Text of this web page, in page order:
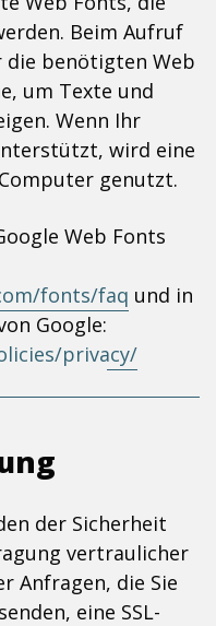
Beim Aufruf
die benötigten Web
um Texte und
Wenn Ihr
wird eine
genutzt.
Web Fonts
fonts/faq und in
Google:
privacy/
der Sicherheit
vertraulicher
Anfragen, die Sie
eine SSL-